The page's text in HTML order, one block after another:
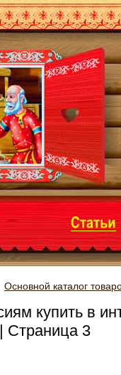
Основной каталог
купить в
Страница 3